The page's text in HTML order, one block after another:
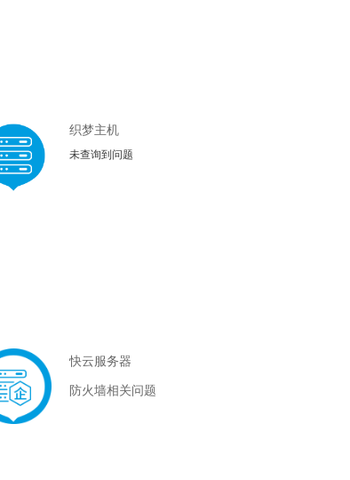
织梦主机
未查询到问题
快云服务器
防火墙相关问题